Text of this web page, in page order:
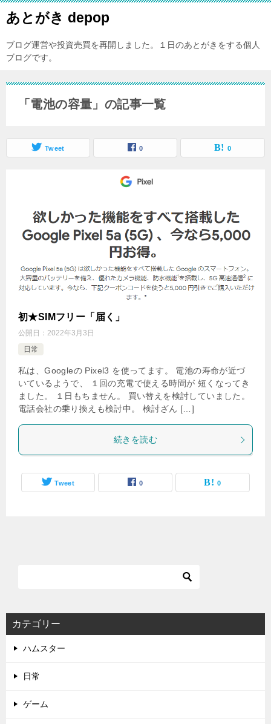
あとがき depop
ブログ運営や投資売買を再開しました。１日のあとがきをする個人
ブログです。
「電池の容量」の記事一覧
Tweet 0 0
初★SIMフリー「届く」
公開日： 2022年3月3日
日常
私は、Googleの Pixel3 を使ってます。 電池の寿命が近づ
いているようで、 １回の充電で使える時間が 短くなってき
ました。 １日もちません。 買い替えを検討していました。
電話会社の乗り換えも検討中。 検討ざん […]
続きを読む
Tweet 0 0
カテゴリー
ハムスター
日常
ゲーム